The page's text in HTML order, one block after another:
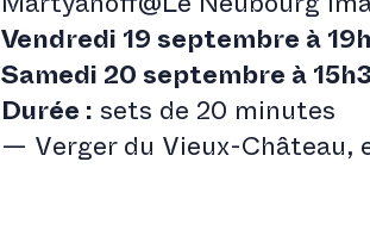
Martyanoff@Le Neubourg
Vendredi 19 septembre à
Samedi 20 septembre à
Durée : sets de 20 minutes
— Verger du Vieux-Château,